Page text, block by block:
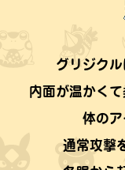
グリジクル
内面が温かく
体のア
通常攻撃